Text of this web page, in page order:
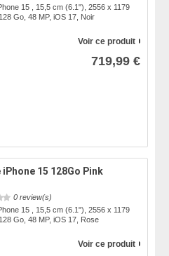
15 , 15,5 cm (6.1"), 2556 x 1179
Go, 48 MP, iOS 17, Noir
Voir ce produit
719,99 €
iPhone 15 128Go Pink
0 review(s)
15 , 15,5 cm (6.1"), 2556 x 1179
Go, 48 MP, iOS 17, Rose
Voir ce produit